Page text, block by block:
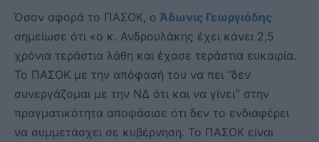
Όσον αφορά το ΠΑΣΟΚ, ο Άδωνις Γεωργιάδης
σημείωσε ότι «ο κ. Ανδρουλάκης έχει κάνει 2,5
χρόνια τεράστια λάθη και έχασε τεράστια ευκαιρία.
Το ΠΑΣΟΚ με την απόφασή του να πει “δεν
συνεργάζομαι με την ΝΔ ότι και να γίνει” στην
πραγματικότητα αποφάσισε ότι δεν το ενδιαφέρει
να συμμετάσχει σε κυβέρνηση. Το ΠΑΣΟΚ είναι